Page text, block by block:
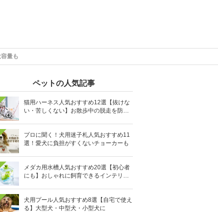
量も
ペットの人気記事
猫用ハーネス人気おすすめ12選【抜けな
い・苦しくない】お散歩中の脱走を防止
プロに聞く！犬用迷子札人気おすすめ11
選！愛犬に負担がすくないチョーカーも
メダカ用水槽人気おすすめ20選【初心者
にも】おしゃれに飼育できるインテリア
犬用プール人気おすすめ8選【自宅で使え
る】大型犬・中型犬・小型犬に